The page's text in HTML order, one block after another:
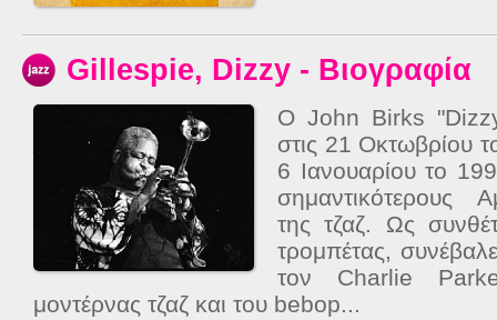
Gillespie, Dizzy - Βιογραφία
Ο John Birks
στις 21 Οκτωβρίου
6 Ιανουαρίου το
σημαντικότερους
της τζαζ. Ως
τρομπέτας,
τον Charlie
μοντέρνας τζαζ και του bebop...